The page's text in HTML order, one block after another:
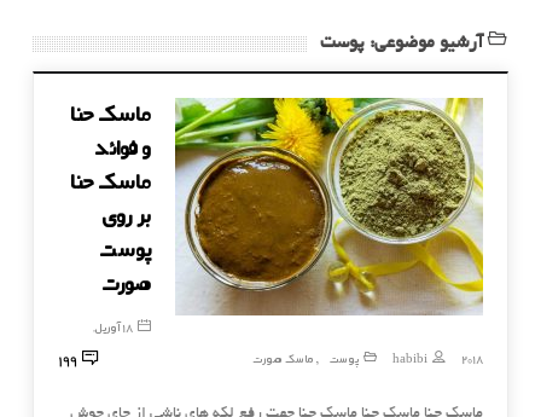
آرشیو موضوعی: پوست
ماسک حنا
و فوائد
ماسک حنا
بر روی
پوست
صورت
18 آوریل,
2018
habibi پوست , ماسک صورت 199